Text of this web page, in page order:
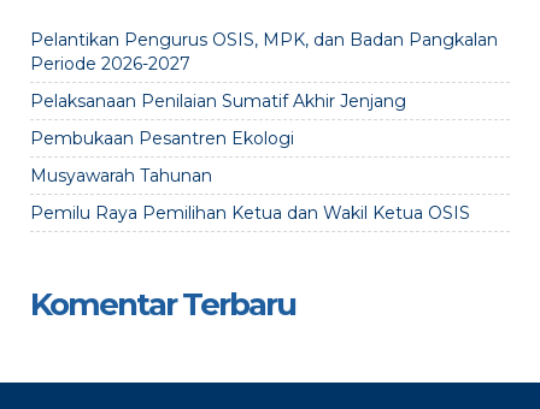
Pelantikan Pengurus OSIS, MPK, dan Badan Pangkalan
Periode 2026-2027
Pelaksanaan Penilaian Sumatif Akhir Jenjang
Pembukaan Pesantren Ekologi
Musyawarah Tahunan
Pemilu Raya Pemilihan Ketua dan Wakil Ketua OSIS
Komentar Terbaru